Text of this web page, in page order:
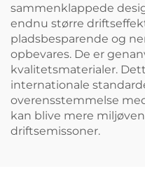
sammenklappede
endnu større
pladsbesparende og
opbevares. De er
kvalitetsmaterialer.
internationale
overensstemmelse
kan blive mere
driftsemissoner.